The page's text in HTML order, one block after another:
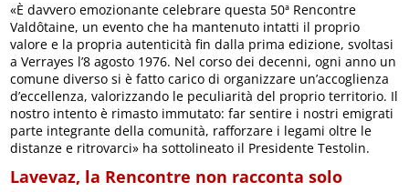
«È davvero emozionante celebrare questa 50ª Rencontre
Valdôtaine, un evento che ha mantenuto intatti il ​​proprio
valore e la propria autenticità fin dalla prima edizione, svoltasi
a Verrayes l’8 agosto 1976. Nel corso dei decenni, ogni anno un
comune diverso si è fatto carico di organizzare un’accoglienza
d’eccellenza, valorizzando le peculiarità del proprio territorio. Il
nostro intento è rimasto immutato: far sentire i nostri emigrati
parte integrante della comunità, rafforzare i legami oltre le
distanze e ritrovarci» ha sottolineato il Presidente Testolin.
Lavevaz, la Rencontre non racconta solo